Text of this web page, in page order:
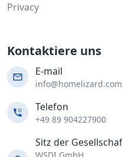
Privacy
Kontaktiere uns
E-mail
info@homelizard.com
Telefon
+49 89 904227900
Sitz der